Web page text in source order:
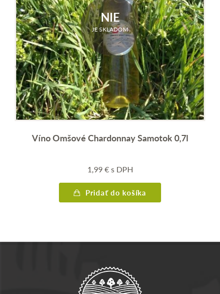
NIE
JE SKLADOM
Víno Omšová Frankovka Samotok
3,60
Pridať do košíka